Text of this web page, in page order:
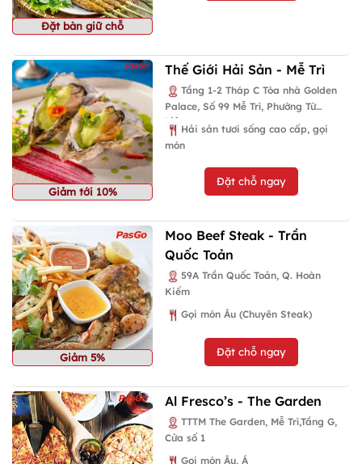
Đặt bàn giữ chỗ
Giảm tới 10%
Thế Giới Hải Sản - Mễ Trì
Tầng 1-2 Tháp C Tòa nhà Golden
Palace, Số 99 Mễ Trì, Phường Từ
Liêm
Hải sản tươi sống cao cấp, gọi
món
Đặt chỗ ngay
Giảm 5%
Moo Beef Steak - Trần
Quốc Toản
59A Trần Quốc Toản, Q. Hoàn
Kiếm
Gọi món Âu (Chuyên Steak)
Đặt chỗ ngay
Al Fresco’s - The Garden
TTTM The Garden, Mễ Trì,Tầng G,
Cửa số 1
Gọi món Âu, Á